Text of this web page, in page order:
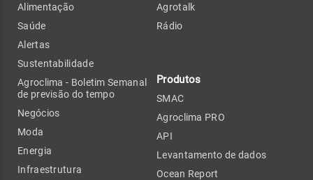
Alimentação
Saúde
Alertas
Sustentabilidade
Agroclima - Boletim Semanal
de previsão do tempo
Negócios
Moda
Energia
Infraestrutura
Agrotalk
Rádio
Produtos
SMAC
Agroclima PRO
API
Levantamento de dados
Ocean Report